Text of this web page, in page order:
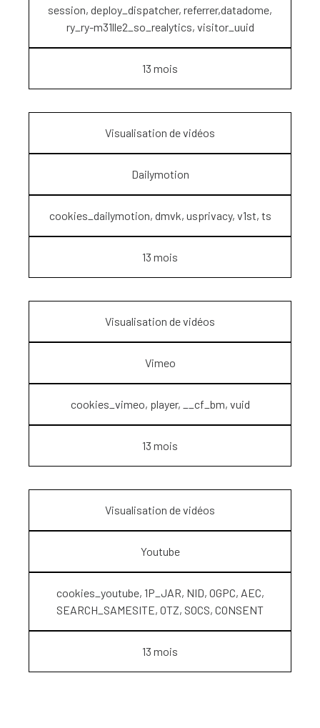
session, deploy_dispatcher, referrer,datadome,
ry_ry-m31lle2_so_realytics, visitor_uuid
13 mois
Visualisation de vidéos
Dailymotion
cookies_dailymotion, dmvk, usprivacy, v1st, ts
13 mois
Visualisation de vidéos
Vimeo
cookies_vimeo, player, __cf_bm, vuid
13 mois
Visualisation de vidéos
Youtube
cookies_youtube, 1P_JAR, NID, OGPC, AEC,
SEARCH_SAMESITE, OTZ, SOCS, CONSENT
13 mois